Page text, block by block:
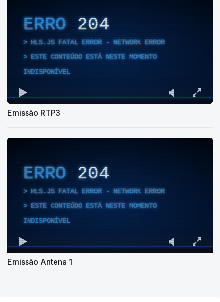
ERRO204
HLS.JS FATAL ERROR - NETWORK ERROR
ESTE CONTEÚDO ESTÁ NESTE MOMENTO
INDISPONÍVEL
Emissão RTP3
ERRO204
HLS.JS FATAL ERROR - NETWORK ERROR
ESTE CONTEÚDO ESTÁ NESTE MOMENTO
INDISPONÍVEL
Emissão Antena 1